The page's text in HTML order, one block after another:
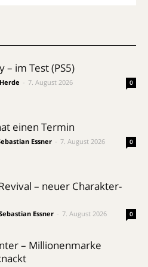
– im Test (PS5)
7. August 2026 0
einen Termin
Essner 7. August 2026 0
– neuer Charakter-
Essner 7. August 2026 0
– Millionenmarke